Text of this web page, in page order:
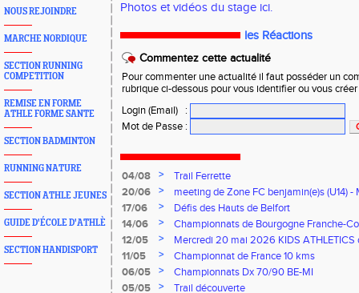
NOUS REJOINDRE
MARCHE NORDIQUE
SECTION RUNNING
COMPETITION
REMISE EN FORME
ATHLE FORME SANTE
SECTION BADMINTON
RUNNING NATURE
SECTION ATHLE JEUNES
GUIDE D'ÉCOLE D'ATHLÈ
SECTION HANDISPORT
Photos et vidéos du stage ici.
les Réactions
Commentez cette actualité
Pour commenter une actualité il faut posséder un
rubrique ci-dessous pour vous identifier ou vous
Login (Email)
:
Mot de Passe :
04/08 >
Trail Ferrette
20/06
>
meeting de Zone FC benjamin(e)s (U14) -
17/06
>
Défis des Hauts de Belfort
14/06
>
Championnats de Bourgogne Franche-
Florentin, le 14 juin 2026
12/05 >
Mercredi 20 mai 2026 KIDS ATHLETICS
11/05
>
Championnat de France 10 kms
06/05
>
Championnats Dx 70/90 BE-MI
05/05
>
Trail découverte